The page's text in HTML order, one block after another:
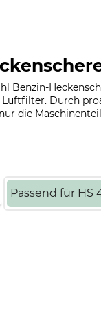
Benzin-
Luftfilter. Durch
die
Passend für HS